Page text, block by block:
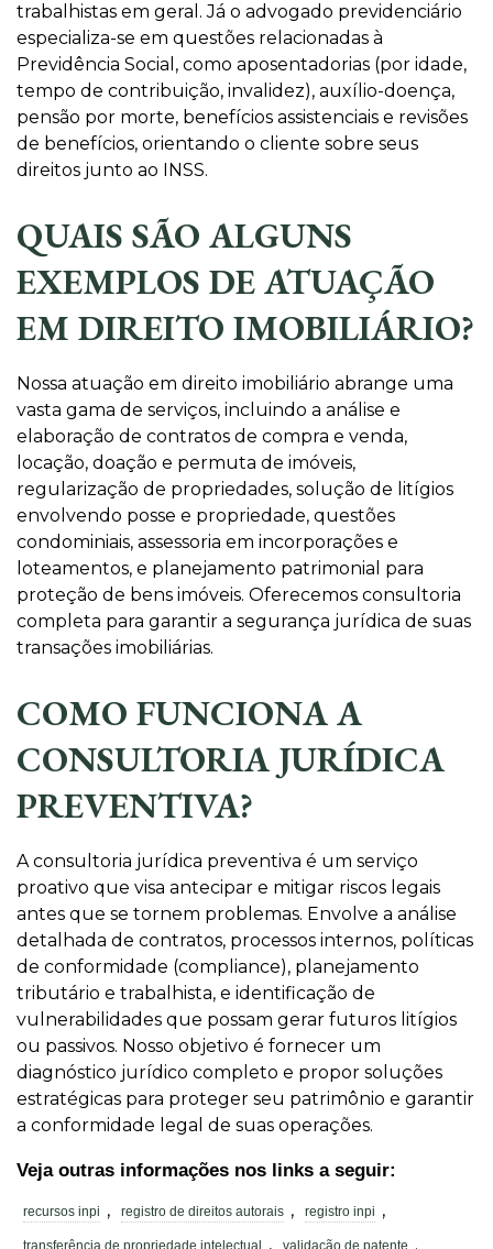
trabalhistas em geral. Já o advogado previdenciário
especializa-se em questões relacionadas à
Previdência Social, como aposentadorias (por idade,
tempo de contribuição, invalidez), auxílio-doença,
pensão por morte, benefícios assistenciais e revisões
de benefícios, orientando o cliente sobre seus
direitos junto ao INSS.
QUAIS SÃO ALGUNS
EXEMPLOS DE ATUAÇÃO
EM DIREITO IMOBILIÁRIO?
Nossa atuação em direito imobiliário abrange uma
vasta gama de serviços, incluindo a análise e
elaboração de contratos de compra e venda,
locação, doação e permuta de imóveis,
regularização de propriedades, solução de litígios
envolvendo posse e propriedade, questões
condominiais, assessoria em incorporações e
loteamentos, e planejamento patrimonial para
proteção de bens imóveis. Oferecemos consultoria
completa para garantir a segurança jurídica de suas
transações imobiliárias.
COMO FUNCIONA A
CONSULTORIA JURÍDICA
PREVENTIVA?
A consultoria jurídica preventiva é um serviço
proativo que visa antecipar e mitigar riscos legais
antes que se tornem problemas. Envolve a análise
detalhada de contratos, processos internos, políticas
de conformidade (compliance), planejamento
tributário e trabalhista, e identificação de
vulnerabilidades que possam gerar futuros litígios
ou passivos. Nosso objetivo é fornecer um
diagnóstico jurídico completo e propor soluções
estratégicas para proteger seu patrimônio e garantir
a conformidade legal de suas operações.
Veja outras informações nos links a seguir:
recursos inpi , registro de direitos autorais , registro inpi ,
transferência de propriedade intelectual , validação de patente .